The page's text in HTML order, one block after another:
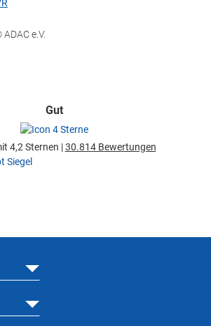
e.V.
Gut
4,2 Sternen |30.814 Bewertungen